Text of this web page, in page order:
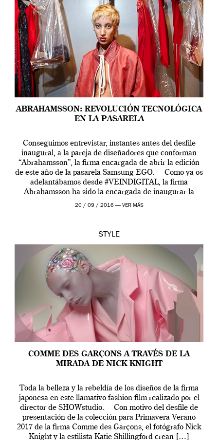
ABRAHAMSSON: REVOLUCIÓN TECNOLÓGICA
EN LA PASARELA
Conseguimos entrevistar, instantes antes del desfile
inaugural, a la pareja de diseñadores que conforman
“Abrahamsson”, la firma encargada de abrir la edición
de este año de la pasarela Samsung EGO. Como ya os
adelantábamos desde #VEINDIGITAL, la firma
Abrahamsson ha sido la encargada de inaugurar la
edición de este año de EGO, la […]
20 / 09 / 2016 — VER MÁS
STYLE
COMME DES GARÇONS A TRAVÉS DE LA
MIRADA DE NICK KNIGHT
Toda la belleza y la rebeldía de los diseños de la firma
japonesa en este llamativo fashion film realizado por el
director de SHOWstudio. Con motivo del desfile de
presentación de la colección para Primavera Verano
2017 de la firma Comme des Garçons, el fotógrafo Nick
Knight y la estilista Katie Shillingford crean […]